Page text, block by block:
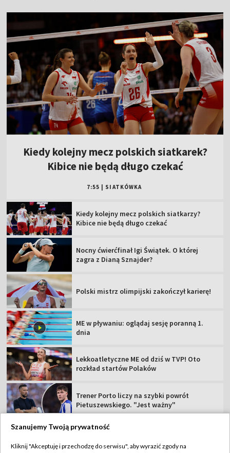
Kiedy kolejny mecz polskich siatkarek?
Kibice nie będą długo czekać
7:55 | SIATKÓWKA
Kiedy kolejny mecz polskich siatkarzy?
Kibice nie będą długo czekać
Nocny ćwierćfinał Igi Świątek. O której
zagra z Dianą Sznajder?
Polski mistrz olimpijski zakończył karierę!
ME w pływaniu: oglądaj sesję poranną 1.
dnia
Lekkoatletyczne ME od dziś w TVP! Oto
rozkład startów Polaków
Trener Porto liczy na szybki powrót
Pietuszewskiego. "Jest ważny"
Szanujemy Twoją prywatność
Kliknij "Akceptuję i przechodzę do serwisu", aby wyrazić zgody na